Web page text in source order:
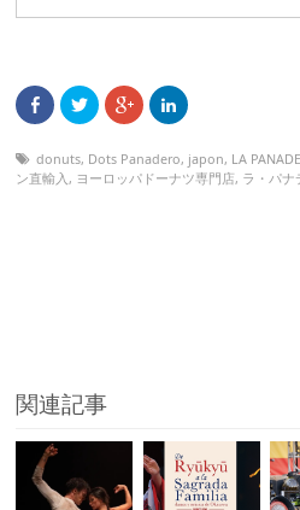
donuts, Dots Panadero, japon, LA
ン直輸入, ヨーロッパドーナツ専門店, ラ・パナ
関連記事